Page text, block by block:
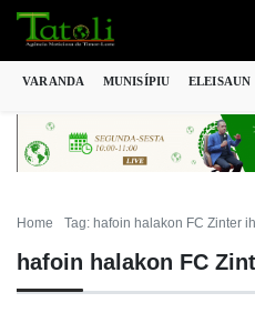
VARANDA MUNISÍPIU ELEISAUN
Home Tag: hafoin halakon FC Zinter
hafoin halakon FC